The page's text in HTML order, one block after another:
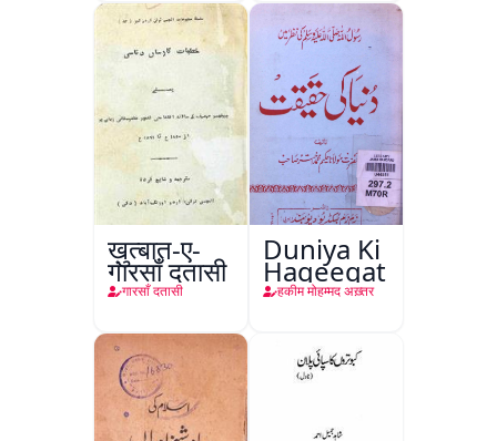
ख़ुत्बात-ए-
गारसाँ दतासी
गारसाँ दतासी
Duniya Ki
Haqeeqat
हकीम मोहम्मद अख़्तर